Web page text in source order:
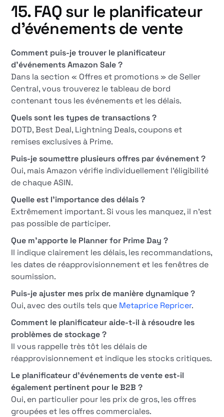
15. FAQ sur le planificateur
d'événements de vente
Comment puis-je trouver le planificateur
d'événements Amazon Sale ?
Dans la section « Offres et promotions » de Seller
Central, vous trouverez le tableau de bord
contenant tous les événements et les délais.
Quels sont les types de transactions ?
DOTD, Best Deal, Lightning Deals, coupons et
remises exclusives à Prime.
Puis-je soumettre plusieurs offres par événement ?
Oui, mais Amazon vérifie individuellement l'éligibilité
de chaque ASIN.
Quelle est l'importance des délais ?
Extrêmement important. Si vous les manquez, il n'est
pas possible de participer.
Que m'apporte le Planner for Prime Day ?
Il indique clairement les délais, les recommandations,
les dates de réapprovisionnement et les fenêtres de
soumission.
Puis-je ajuster mes prix de manière dynamique ?
Oui, avec des outils tels que Metaprice Repricer.
Comment le planificateur aide-t-il à résoudre les
problèmes de stockage ?
Il vous rappelle très tôt les délais de
réapprovisionnement et indique les stocks critiques.
Le planificateur d'événements de vente est-il
également pertinent pour le B2B ?
Oui, en particulier pour les prix de gros, les offres
groupées et les offres commerciales.